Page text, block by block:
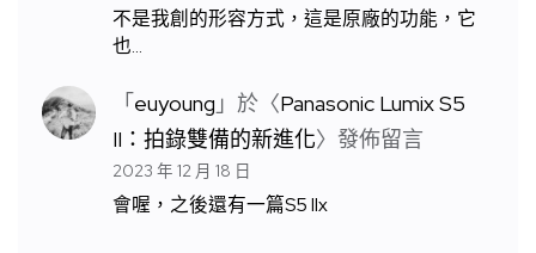
不是我創的形容方式，這是原廠的功能，它
也…
「euyoung 」於〈Panasonic Lumix S5
II：拍錄雙備的新進化〉發佈留言
2023 年 12 月 18 日
會喔，之後還有一篇S5 IIx